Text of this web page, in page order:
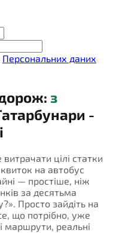
Персональних даних
з
-
цілі статки
на автобус
— простіше, ніж
за десятьма
Просто зайдіть на
що потрібно, уже
маршрути, реальні